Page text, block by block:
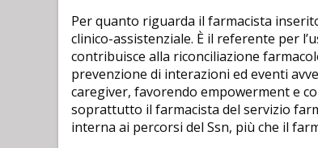
Per quanto riguarda il farmacista
clinico-assistenziale. È il referente per
contribuisce alla riconciliazione
prevenzione di interazioni ed eventi
caregiver, favorendo empowerment e
soprattutto il farmacista del servizio
interna ai percorsi del Ssn, più che il